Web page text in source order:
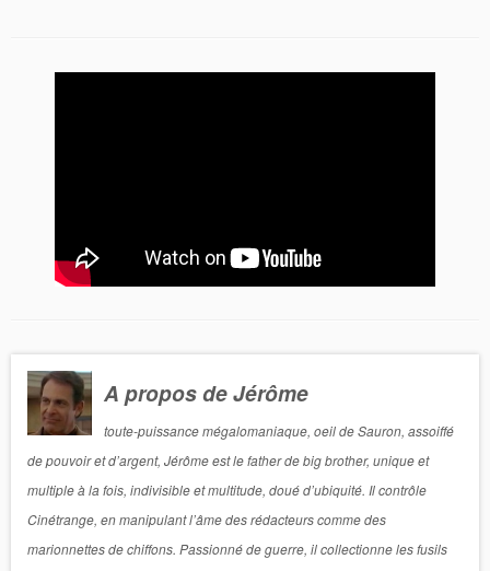
A propos de Jérôme
toute-puissance mégalomaniaque, oeil de Sauron, assoiffé
de pouvoir et d’argent, Jérôme est le father de big brother, unique et
multiple à la fois, indivisible et multitude, doué d’ubiquité. Il contrôle
Cinétrange, en manipulant l’âme des rédacteurs comme des
marionnettes de chiffons. Passionné de guerre, il collectionne les fusils